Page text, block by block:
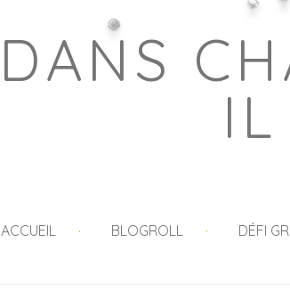
DANS
ACCUEIL BLOGROLL DÉFI